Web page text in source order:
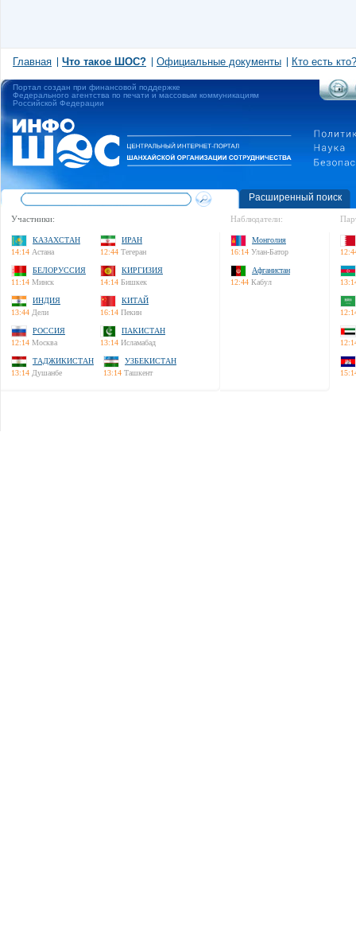
Главная Что такое ШОС? Официальные документы Кто есть кто?
Портал создан при финансовой поддержке
Федерального агентства по печати и массовым коммуникациям
Российской Федерации
Расширенный поиск
Участники:
КАЗАХСТАН
14:14 Астана
ИРАН
12:44 Тегеран
БЕЛОРУССИЯ
11:14 Минск
КИРГИЗИЯ
14:14 Бишкек
ИНДИЯ
13:44 Дели
КИТАЙ
16:14 Пекин
РОССИЯ
12:14 Москва
ПАКИСТАН
13:14 Исламабад
ТАДЖИКИСТАН
13:14 Душанбе
УЗБЕКИСТАН
13:14 Ташкент
Наблюдатели:
Монголия
16:14 Улан-Батор
Афганистан
12:44 Кабул